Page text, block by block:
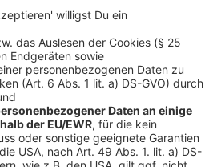
für
Umstände und eine